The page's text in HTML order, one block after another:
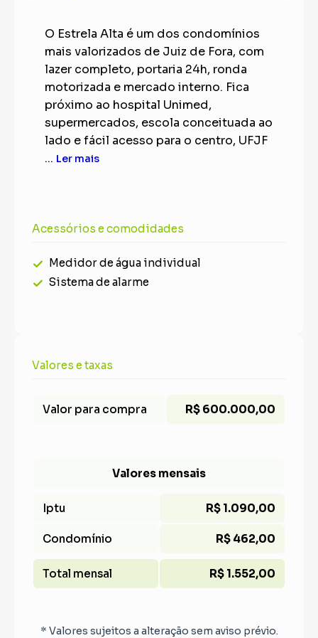
O Estrela Alta é um dos condomínios
mais valorizados de Juiz de Fora, com
lazer completo, portaria 24h, ronda
motorizada e mercado interno. Fica
próximo ao hospital Unimed,
supermercados, escola conceituada ao
lado e fácil acesso para o centro, UFJF
... Ler mais
Acessórios e comodidades
Medidor de água individual
Sistema de alarme
Valores e taxas
Valor para compra R$ 600.000,00
Valores mensais
Iptu R$ 1.090,00
Condomínio R$ 462,00
Total mensal R$ 1.552,00
* Valores sujeitos a alteração sem aviso prévio.